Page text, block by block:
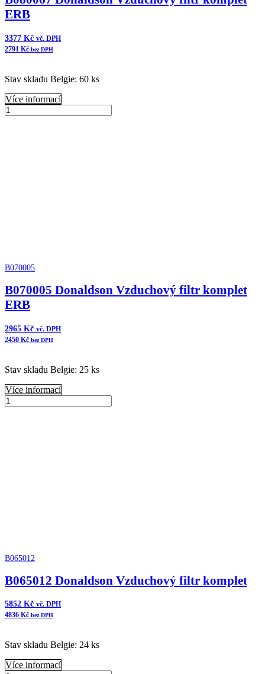
ERB
3377 Kč vč. DPH
2791 Kč bez DPH
Stav skladu Belgie: 60 ks
Více informací
B080067
B070005
B070005 Donaldson Vzduchový filtr komplet
ERB
2965 Kč vč. DPH
2450 Kč bez DPH
Stav skladu Belgie: 25 ks
Více informací
B070005
B065012
B065012 Donaldson Vzduchový filtr komplet
5852 Kč vč. DPH
4836 Kč bez DPH
Stav skladu Belgie: 24 ks
Více informací